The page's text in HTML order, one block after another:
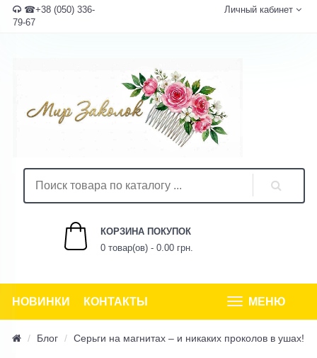
☎+38 (050) 336-
79-67
Личный кабинет
КОРЗИНА ПОКУПОК
0 товар(ов) - 0.00 грн.
НОВИНКИ КОНТАКТЫ МЕНЮ
Блог Серьги на магнитах – и никаких проколов в ушах!